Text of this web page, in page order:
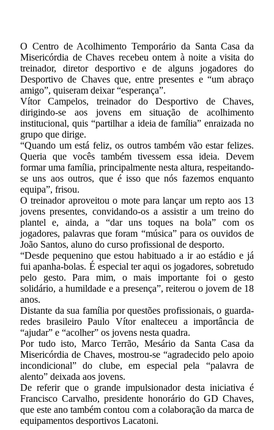
O Centro de Acolhimento Temporário da Santa Casa da
Misericórdia de Chaves recebeu ontem à noite a visita do
treinador, diretor desportivo e de alguns jogadores do
Desportivo de Chaves que, entre presentes e “um abraço
amigo”, quiseram deixar “esperança”.
Vítor Campelos, treinador do Desportivo de Chaves,
dirigindo-se aos jovens em situação de acolhimento
institucional, quis “partilhar a ideia de família” enraizada no
grupo que dirige.
“Quando um está feliz, os outros também vão estar felizes.
Queria que vocês também tivessem essa ideia. Devem
formar uma família, principalmente nesta altura, respeitando-
se uns aos outros, que é isso que nós fazemos enquanto
equipa”, frisou.
O treinador aproveitou o mote para lançar um repto aos 13
jovens presentes, convidando-os a assistir a um treino do
plantel e, ainda, a “dar uns toques na bola” com os
jogadores, palavras que foram “música” para os ouvidos de
João Santos, aluno do curso profissional de desporto.
“Desde pequenino que estou habituado a ir ao estádio e já
fui apanha-bolas. É especial ter aqui os jogadores, sobretudo
pelo gesto. Para mim, o mais importante foi o gesto
solidário, a humildade e a presença”, reiterou o jovem de 18
anos.
Distante da sua família por questões profissionais, o guarda-
redes brasileiro Paulo Vítor enalteceu a importância de
“ajudar” e “acolher” os jovens nesta quadra.
Por tudo isto, Marco Terrão, Mesário da Santa Casa da
Misericórdia de Chaves, mostrou-se “agradecido pelo apoio
incondicional” do clube, em especial pela “palavra de
alento” deixada aos jovens.
De referir que o grande impulsionador desta iniciativa é
Francisco Carvalho, presidente honorário do GD Chaves,
que este ano também contou com a colaboração da marca de
equipamentos desportivos Lacatoni.